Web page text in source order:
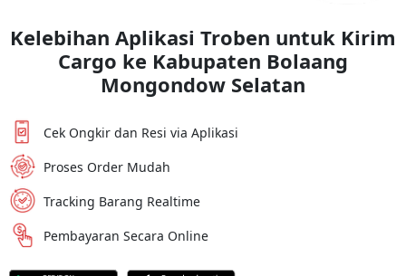
Kelebihan Aplikasi Troben untuk Kirim
Cargo ke Kabupaten Bolaang
Mongondow Selatan
Cek Ongkir dan Resi via Aplikasi
Proses Order Mudah
Tracking Barang Realtime
Pembayaran Secara Online